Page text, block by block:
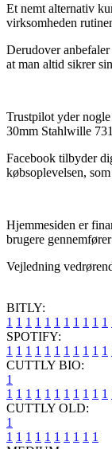
Et nemt alternativ
virksomheden
Derudover
at man altid sikrer
Trustpilot yder
30mm Stahlwille
Facebook tilbyder
købsoplevelsen,
Hjemmesiden er
brugere
Vejledning
BITLY:
1 1 1 1 1 1 1 1 1 1 1
SPOTIFY:
1 1 1 1 1 1 1 1 1 1 1
CUTTLY BIO:
1
1 1 1 1 1 1 1 1 1 1 1
CUTTLY OLD:
1
1 1 1 1 1 1 1 1 1 1